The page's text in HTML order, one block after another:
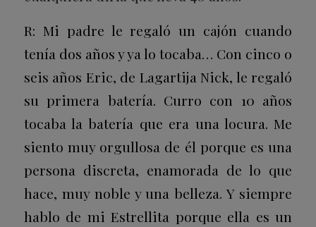
R: Mi padre le regaló un cajón cuando
tenía dos años y ya lo tocaba… Con cinco o
seis años Eric, de Lagartija Nick, le regaló
su primera batería. Curro con 10 años
tocaba la batería que era una locura. Me
siento muy orgullosa de él porque es una
persona discreta, enamorada de lo que
hace, muy noble y una belleza. Y siempre
hablo de mi Estrellita porque ella es un